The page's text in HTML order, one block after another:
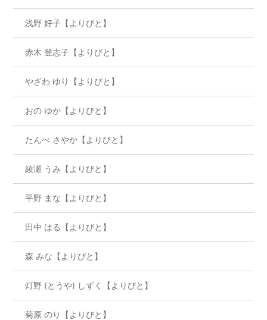
浅野 好子【よりびと】
赤木 登志子【よりびと】
やざわ ゆり【よりびと】
おの ゆか【よりびと】
たんべ さやか【よりびと】
綾瀬 うみ【よりびと】
平野 まな【よりびと】
田中 はる【よりびと】
森 みな【よりびと】
灯野 (とうや) しずく【よりびと】
菊原 のり【よりびと】